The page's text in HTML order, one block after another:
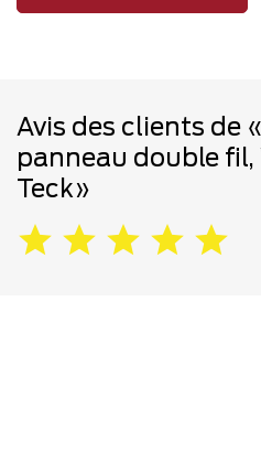
Avis des clients de
panneau double fil,
Teck»